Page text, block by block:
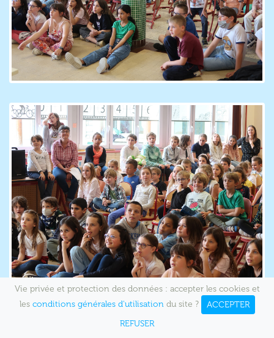
Vie privée et protection des données : accepter les cookies et
les conditions générales d'utilisationdu site ?
ACCEPTER
REFUSER